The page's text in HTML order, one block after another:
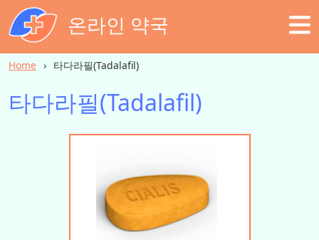
온라인 약국
Home 타다라필(Tadalafil)
타다라필(Tadalafil)